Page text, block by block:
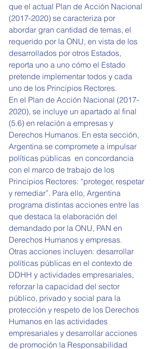
que el actual Plan de Acción Nacional
(2017-2020) se caracteriza por
abordar gran cantidad de temas, el
requerido por la ONU, en vista de los
desarrollados por otros Estados,
reporta uno a uno cómo el Estado
pretende implementar todos y cada
uno de los Principios Rectores.
En el Plan de Acción Nacional (2017-
2020), se incluye un apartado al final
(5.6) en relación a empresas y
Derechos Humanos. En esta sección,
Argentina se compromete a impulsar
políticas públicas  en concordancia
con el marco de trabajo de los
Principios Rectores: “proteger, respetar
y remediar”. Para ello, Argentina
programa distintas acciones entre las
que destaca la elaboración del
demandado por la ONU, PAN en
Derechos Humanos y empresas.
Otras acciones incluyen: desarrollar
políticas públicas en el contexto de
DDHH y actividades empresariales,
reforzar la capacidad del sector
público, privado y social para la
protección y respeto de los Derechos
Humanos en las actividades
empresariales y desarrollar acciones
de promoción la Responsabilidad